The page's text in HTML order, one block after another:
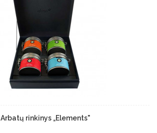
Arbatų rinkinys „Elements"